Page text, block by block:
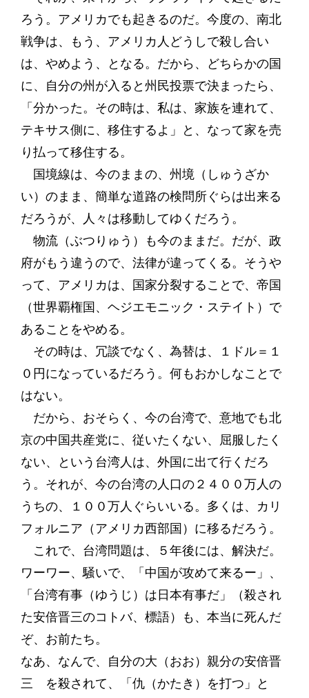
ろう。アメリカでも起きるのだ。今度の、南北
戦争は、もう、アメリカ人どうしで殺し合い
は、やめよう、となる。だから、どちらかの国
に、自分の州が入ると州民投票で決まったら、
「分かった。その時は、私は、家族を連れて、
テキサス側に、移住するよ」と、なって家を売
り払って移住する。
国境線は、今のままの、州境（しゅうざか
い）のまま、簡単な道路の検問所ぐらは出来る
だろうが、人々は移動してゆくだろう。
物流（ぶつりゅう）も今のままだ。だが、政
府がもう違うので、法律が違ってくる。そうや
って、アメリカは、国家分裂することで、帝国
（世界覇権国、ヘジエモニック・ステイト）で
あることをやめる。
その時は、冗談でなく、為替は、１ドル＝１
０円になっているだろう。何もおかしなことで
はない。
だから、おそらく、今の台湾で、意地でも北
京の中国共産党に、従いたくない、屈服したく
ない、という台湾人は、外国に出て行くだろ
う。それが、今の台湾の人口の２４００万人の
うちの、１００万人ぐらいいる。多くは、カリ
フォルニア（アメリカ西部国）に移るだろう。
これで、台湾問題は、５年後には、解決だ。
ワーワー、騒いで、「中国が攻めて来るー」、
「台湾有事（ゆうじ）は日本有事だ」（殺され
た安倍晋三のコトバ、標語）も、本当に死んだ
ぞ、お前たち。
なあ、なんで、自分の大（おお）親分の安倍晋
三 を殺されて、「仇（かたき）を打つ」と